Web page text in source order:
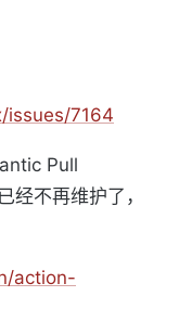
issues/7164
Pull
经不再维护了，
action-